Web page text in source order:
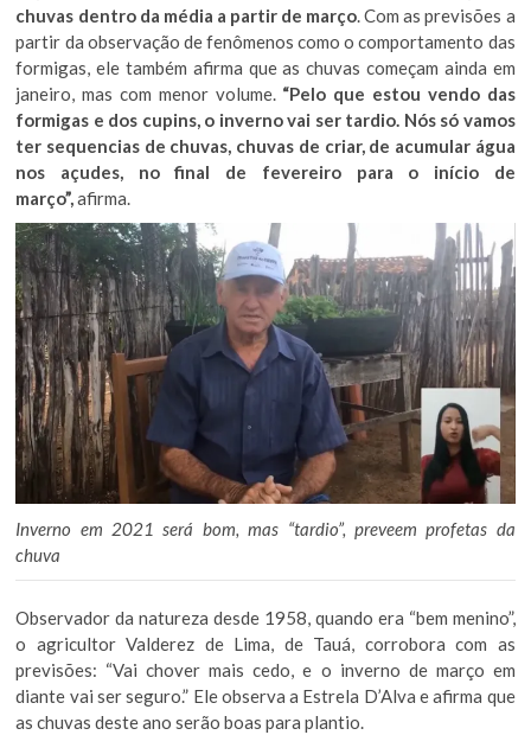
chuvas dentro da média a partir de março. Com as previsões a
partir da observação de fenômenos como o comportamento das
formigas, ele também afirma que as chuvas começam ainda em
janeiro, mas com menor volume. “Pelo que estou vendo das
formigas e dos cupins, o inverno vai ser tardio. Nós só vamos
ter sequencias de chuvas, chuvas de criar, de acumular água
nos açudes, no final de fevereiro para o início de
março”,afirma.
Inverno em 2021 será bom, mas “tardio”, preveem profetas da
chuva
Observador da natureza desde 1958, quando era “bem menino”,
o agricultor Valderez de Lima, de Tauá, corrobora com as
previsões: “Vai chover mais cedo, e o inverno de março em
diante vai ser seguro.” Ele observa a Estrela D’Alva e afirma que
as chuvas deste ano serão boas para plantio.